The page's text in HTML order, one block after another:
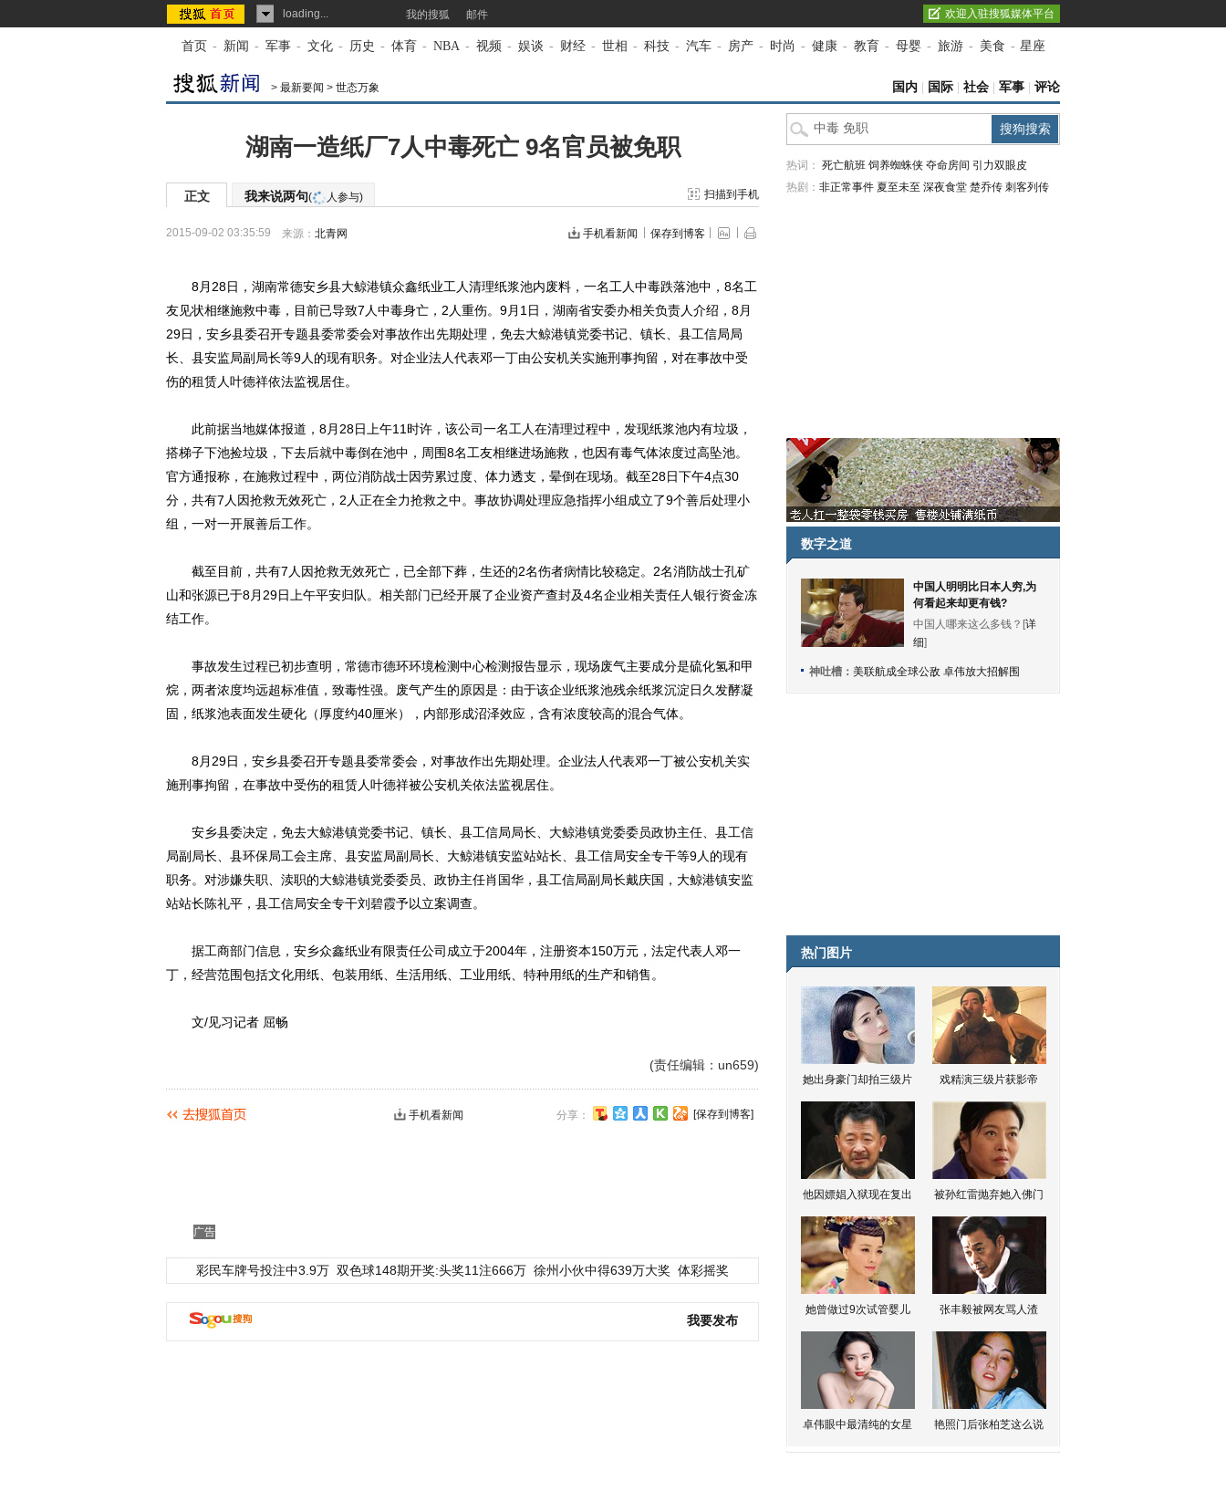
loading... 我的搜狐 邮件 欢迎入驻搜狐媒体平台
首页 - 新闻 - 军事 - 文化 - 历史 - 体育 - NBA - 视频 - 娱谈 - 财经 - 世相 - 科技 - 汽车 - 房产 - 时尚 - 健康 - 教育 - 母婴 - 旅游 - 美食 - 星座
> 最新要闻 > 世态万象 国内 国际 社会 军事 评论
湖南一造纸厂7人中毒死亡 9名官员被免职
正文 我来说两句( 人参与) 扫描到手机
2015-09-02 03:35:59 来源： 北青网 手机看新闻 保存到博客
8月28日，湖南常德安乡县大鲸港镇众鑫纸业工人清理纸浆池内废料，一名工人中毒跌落池中，8名工
友见状相继施救中毒，目前已导致7人中毒身亡，2人重伤。9月1日，湖南省安委办相关负责人介绍，8月
29日，安乡县委召开专题县委常委会对事故作出先期处理，免去大鲸港镇党委书记、镇长、县工信局局
长、县安监局副局长等9人的现有职务。对企业法人代表邓一丁由公安机关实施刑事拘留，对在事故中受
伤的租赁人叶德祥依法监视居住。
此前据当地媒体报道，8月28日上午11时许，该公司一名工人在清理过程中，发现纸浆池内有垃圾，
搭梯子下池捡垃圾，下去后就中毒倒在池中，周围8名工友相继进场施救，也因有毒气体浓度过高坠池。
官方通报称，在施救过程中，两位消防战士因劳累过度、体力透支，晕倒在现场。截至28日下午4点30
分，共有7人因抢救无效死亡，2人正在全力抢救之中。事故协调处理应急指挥小组成立了9个善后处理小
组，一对一开展善后工作。
截至目前，共有7人因抢救无效死亡，已全部下葬，生还的2名伤者病情比较稳定。2名消防战士孔矿
山和张源已于8月29日上午平安归队。相关部门已经开展了企业资产查封及4名企业相关责任人银行资金冻
结工作。
事故发生过程已初步查明，常德市德环环境检测中心检测报告显示，现场废气主要成分是硫化氢和甲
烷，两者浓度均远超标准值，致毒性强。废气产生的原因是：由于该企业纸浆池残余纸浆沉淀日久发酵凝
固，纸浆池表面发生硬化（厚度约40厘米），内部形成沼泽效应，含有浓度较高的混合气体。
8月29日，安乡县委召开专题县委常委会，对事故作出先期处理。企业法人代表邓一丁被公安机关实
施刑事拘留，在事故中受伤的租赁人叶德祥被公安机关依法监视居住。
安乡县委决定，免去大鲸港镇党委书记、镇长、县工信局局长、大鲸港镇党委委员政协主任、县工信
局副局长、县环保局工会主席、县安监局副局长、大鲸港镇安监站站长、县工信局安全专干等9人的现有
职务。对涉嫌失职、渎职的大鲸港镇党委委员、政协主任肖国华，县工信局副局长戴庆国，大鲸港镇安监
站站长陈礼平，县工信局安全专干刘碧霞予以立案调查。
据工商部门信息，安乡众鑫纸业有限责任公司成立于2004年，注册资本150万元，法定代表人邓一
丁，经营范围包括文化用纸、包装用纸、生活用纸、工业用纸、特种用纸的生产和销售。
文/见习记者 屈畅
(责任编辑：un659)
分享： [保存到博客]
手机看新闻
广告
彩民车牌号投注中3.9万 双色球148期开奖:头奖11注666万 徐州小伙中得639万大奖 体彩摇奖
我要发布
热词： 死亡航班 饲养蜘蛛侠 夺命房间 引力双眼皮
热剧： 非正常事件 夏至未至 深夜食堂 楚乔传 刺客列传
数字之道
中国人明明比日本人穷,为
何看起来却更有钱?
中国人哪来这么多钱？[详
细]
神吐槽： 美联航成全球公敌 卓伟放大招解围
热门图片
她出身豪门却拍三级片 戏精演三级片获影帝
他因嫖娼入狱现在复出 被孙红雷抛弃她入佛门
她曾做过9次试管婴儿 张丰毅被网友骂人渣
卓伟眼中最清纯的女星 艳照门后张柏芝这么说